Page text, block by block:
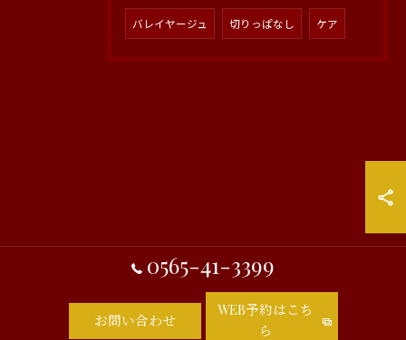
バレイヤージュ 切りっぱなし ケア
0565-41-3399
お問い合わせ
WEB予約はこち
ら